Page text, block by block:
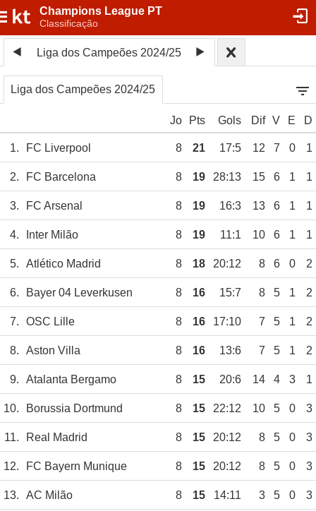
Champions League PT
Classificação
Liga dos Campeões 2024/25
Liga dos Campeões 2024/25
Jo Pts Gols Dif V E D
1. FC Liverpool 8 21 17:5 12 7 0 1
2. FC Barcelona 8 19 28:13 15 6 1 1
3. FC Arsenal 8 19 16:3 13 6 1 1
4. Inter Milão 8 19 11:1 10 6 1 1
5. Atlético Madrid 8 18 20:12 8 6 0 2
6. Bayer 04 Leverkusen 8 16 15:7 8 5 1 2
7. OSC Lille 8 16 17:10 7 5 1 2
8. Aston Villa 8 16 13:6 7 5 1 2
9. Atalanta Bergamo 8 15 20:6 14 4 3 1
10. Borussia Dortmund 8 15 22:12 10 5 0 3
11. Real Madrid 8 15 20:12 8 5 0 3
12. FC Bayern Munique 8 15 20:12 8 5 0 3
13. AC Milão 8 15 14:11 3 5 0 3